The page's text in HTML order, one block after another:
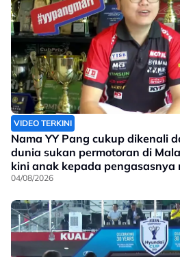
VIDEO TERKINI
Nama YY Pang cukup dikenali
dunia sukan permotoran di
kini anak kepada pengasasnya
yang telah ditinggalkan
04/08/2026